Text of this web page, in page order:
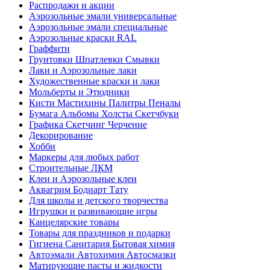
Распродажи и акции
Аэрозольные эмали универсальные
Аэрозольные эмали специальные
Аэрозольные краски RAL
Граффити
Грунтовки Шпатлевки Смывки
Лаки и Аэрозольные лаки
Художественные краски и лаки
Мольберты и Этюдники
Кисти Мастихины Палитры Пеналы
Бумага Альбомы Холсты Скетчбуки
Графика Скетчинг Черчение
Декорирование
Хобби
Маркеры для любых работ
Строительные ЛКМ
Клеи и Аэрозольные клеи
Аквагрим Бодиарт Тату
Для школы и детского творчества
Игрушки и развивающие игры
Канцелярские товары
Товары для праздников и подарки
Гигиена Санитария Бытовая химия
Автоэмали Автохимия Автосмазки
Матирующие пасты и жидкости